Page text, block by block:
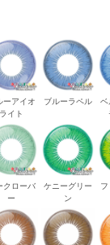
ーアイオ
ライト
ブルーラペル
ベ
クローバ
ー
ケニーグリー
ン
フ